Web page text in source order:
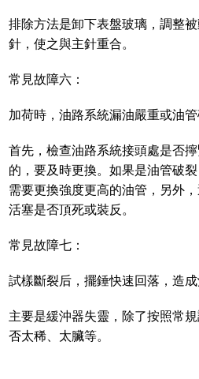
排除方法是卸下表盤玻璃，調整
針，使之與主針重合。
常見故障六：
加荷時，油路系統漏油嚴重或油
首先，檢查油路系統接頭處是否
的，要及時更換。如果是
需要更換強度更高的油管，另外
活塞是否頂死或裝反。
常見故障七：
試樣斷裂后，擺錘快速回落，造成
主要是緩沖器失靈，除了按照常
否太稀、太臟等。